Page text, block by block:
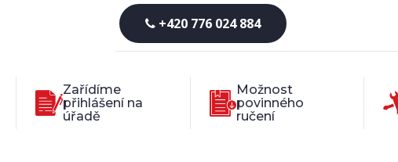
+420 776 024 884
Zařídíme
přihlášení na
úřadě
Možnost
povinného
ručení